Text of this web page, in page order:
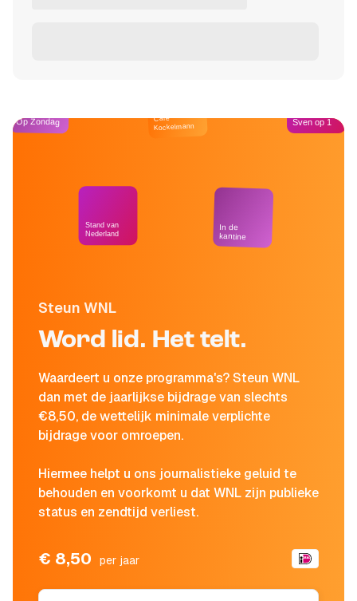
Steun WNL
Word lid. Het telt.
Waardeert u onze programma's? Steun WNL
dan met de jaarlijkse bijdrage van slechts
€8,50, de wettelijk minimale verplichte
bijdrage voor omroepen.
Hiermee helpt u ons journalistieke geluid te
behouden en voorkomt u dat WNL zijn publieke
status en zendtijd verliest.
€ 8,50 per jaar
Op Zondag
Stand van
Nederland
Café
Kockelmann
In de
kantine
Sven op 1